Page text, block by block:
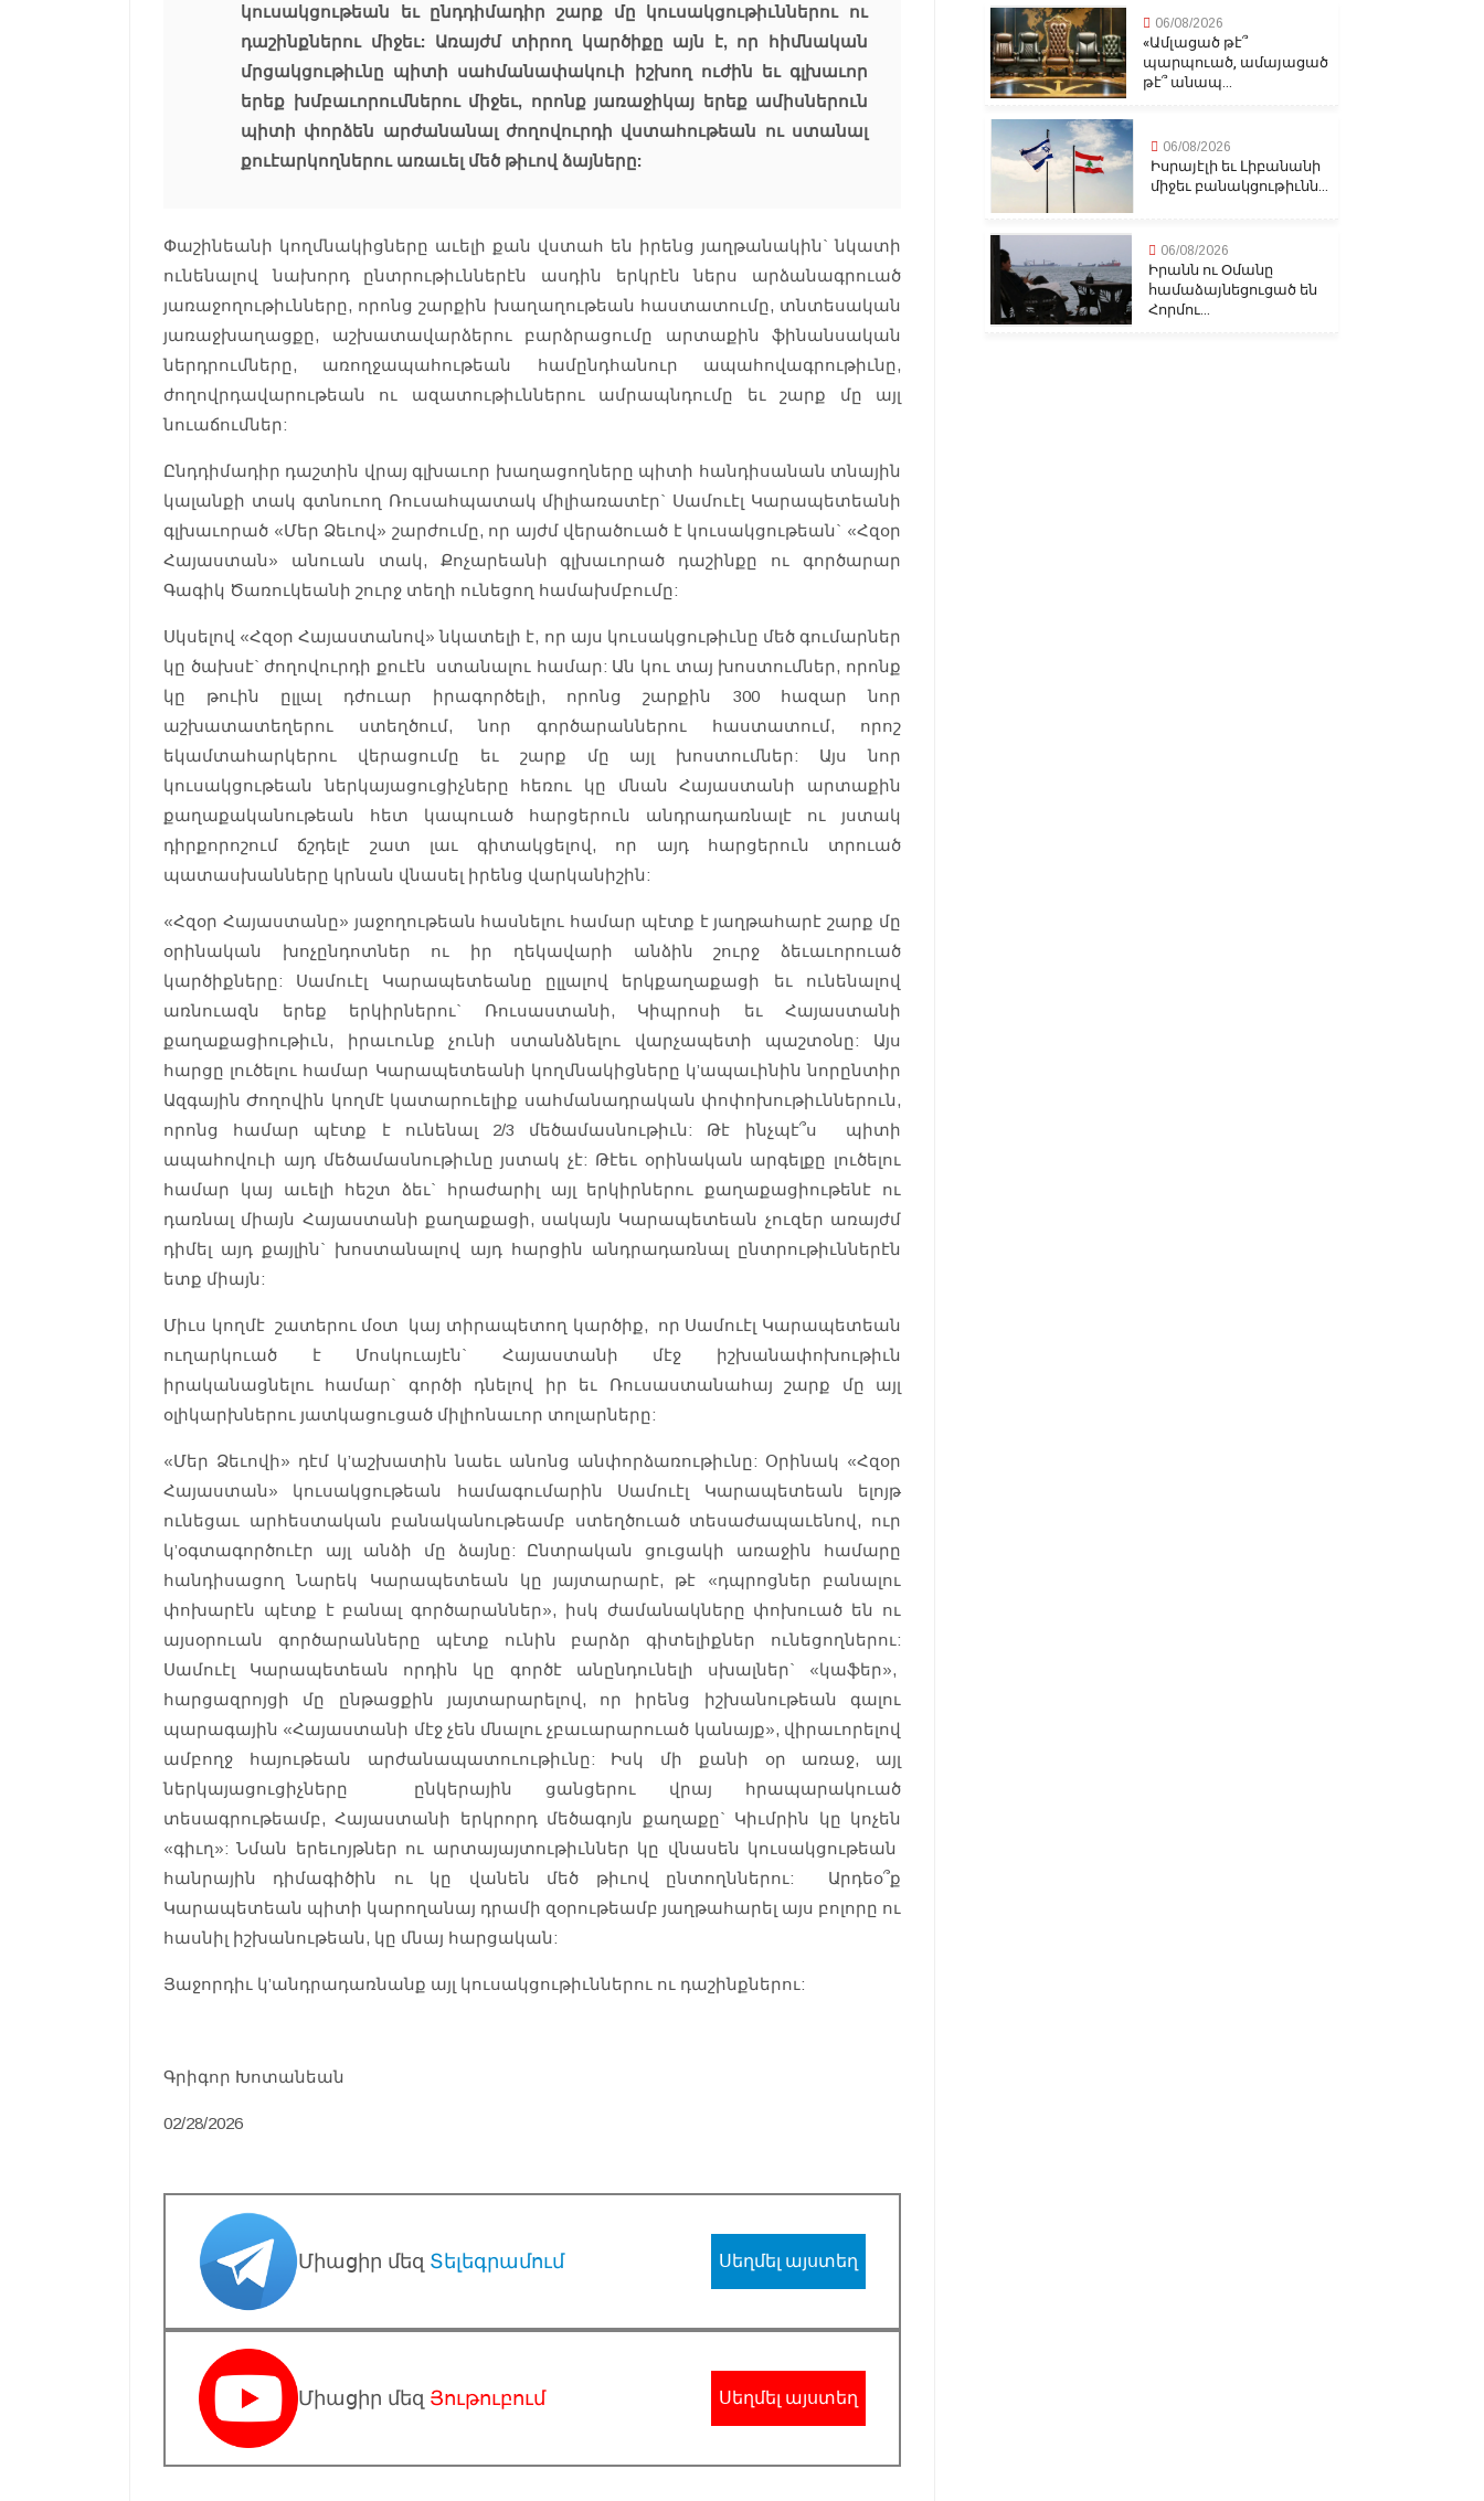
կուսակցութեան եւ ընդդիմադիր շարք մը կուսակցութիւններու ու
դաշինքներու միջեւ: Առայժմ տիրող կարծիքը այն է, որ հիմնական
մրցակցութիւնը պիտի սահմանափակուի իշխող ուժին եւ գլխաւոր
երեք խմբաւորումներու միջեւ, որոնք յառաջիկայ երեք ամիսներուն
պիտի փորձեն արժանանալ ժողովուրդի վստահութեան ու ստանալ
քուէարկողներու առաւել մեծ թիւով ձայները:
Փաշինեանի կողմնակիցները աւելի քան վստահ են իրենց յաղթանակին` նկատի
ունենալով նախորդ ընտրութիւններէն ասդին երկրէն ներս արձանագրուած
յառաջողութիւնները, որոնց շարքին խաղաղութեան հաստատումը, տնտեսական
յառաջխաղացքը, աշխատավարձերու բարձրացումը արտաքին ֆինանսական
ներդրումները, առողջապահութեան համընդհանուր ապահովագրութիւնը,
ժողովրդավարութեան ու ազատութիւններու ամրապնդումը եւ շարք մը այլ
նուաճումներ:
Ընդդիմադիր դաշտին վրայ գլխաւոր խաղացողները պիտի հանդիսանան տնային
կալանքի տակ գտնուող Ռուսահպատակ միլիառատէր` Սամուէլ Կարապետեանի
գլխաւորած «Մեր Ձեւով» շարժումը, որ այժմ վերածուած է կուսակցութեան` «Հզօր
Հայաստան» անուան տակ, Քոչարեանի գլխաւորած դաշինքը ու գործարար
Գագիկ Ծառուկեանի շուրջ տեղի ունեցող համախմբումը:
Սկսելով «Հզօր Հայաստանով» նկատելի է, որ այս կուսակցութիւնը մեծ գումարներ
կը ծախսէ` ժողովուրդի քուէն ստանալու համար: Ան կու տայ խոստումներ, որոնք
կը թուին ըլլալ դժուար իրագործելի, որոնց շարքին 300 հազար նոր
աշխատատեղերու ստեղծում, նոր գործարաններու հաստատում, որոշ
եկամտահարկերու վերացումը եւ շարք մը այլ խոստումներ: Այս նոր
կուսակցութեան ներկայացուցիչները հեռու կը մնան Հայաստանի արտաքին
քաղաքականութեան հետ կապուած հարցերուն անդրադառնալէ ու յստակ
դիրքորոշում ճշդելէ շատ լաւ գիտակցելով, որ այդ հարցերուն տրուած
պատասխանները կրնան վնասել իրենց վարկանիշին:
«Հզօր Հայաստանը» յաջողութեան հասնելու համար պէտք է յաղթահարէ շարք մը
օրինական խոչընդոտներ ու իր ղեկավարի անձին շուրջ ձեւաւորուած
կարծիքները: Սամուէլ Կարապետեանը ըլլալով երկքաղաքացի եւ ունենալով
առնուազն երեք երկիրներու` Ռուսաստանի, Կիպրոսի եւ Հայաստանի
քաղաքացիութիւն, իրաւունք չունի ստանձնելու վարչապետի պաշտօնը: Այս
հարցը լուծելու համար Կարապետեանի կողմնակիցները կ’ապաւինին նորընտիր
Ազգային Ժողովին կողմէ կատարուելիք սահմանադրական փոփոխութիւններուն,
որոնց համար պէտք է ունենալ 2/3 մեծամասնութիւն: Թէ ինչպէ՞ս պիտի
ապահովուի այդ մեծամասնութիւնը յստակ չէ: Թէեւ օրինական արգելքը լուծելու
համար կայ աւելի հեշտ ձեւ` հրաժարիլ այլ երկիրներու քաղաքացիութենէ ու
դառնալ միայն Հայաստանի քաղաքացի, սակայն Կարապետեան չուզեր առայժմ
դիմել այդ քայլին` խոստանալով այդ հարցին անդրադառնալ ընտրութիւններէն
ետք միայն:
Միւս կողմէ շատերու մօտ կայ տիրապետող կարծիք, որ Սամուէլ Կարապետեան
ուղարկուած է Մոսկուայէն` Հայաստանի մէջ իշխանափոխութիւն
իրականացնելու համար` գործի դնելով իր եւ Ռուսաստանահայ շարք մը այլ
օլիկարխներու յատկացուցած միլիոնաւոր տոլարները:
«Մեր Ձեւովի» դէմ կ’աշխատին նաեւ անոնց անփորձառութիւնը: Օրինակ «Հզօր
Հայաստան» կուսակցութեան համագումարին Սամուէլ Կարապետեան ելոյթ
ունեցաւ արհեստական բանականութեամբ ստեղծուած տեսաժապաւենով, ուր
կ’օգտագործուէր այլ անձի մը ձայնը: Ընտրական ցուցակի առաջին համարը
հանդիսացող Նարեկ Կարապետեան կը յայտարարէ, թէ «դպրոցներ բանալու
փոխարէն պէտք է բանալ գործարաններ», իսկ ժամանակները փոխուած են ու
այսօրուան գործարանները պէտք ունին բարձր գիտելիքներ ունեցողներու:
Սամուէլ Կարապետեան որդին կը գործէ անընդունելի սխալներ` «կաֆեր»,
հարցազրոյցի մը ընթացքին յայտարարելով, որ իրենց իշխանութեան գալու
պարագային «Հայաստանի մէջ չեն մնալու չբաւարարուած կանայք», վիրաւորելով
ամբողջ հայութեան արժանապատուութիւնը: Իսկ մի քանի օր առաջ, այլ
ներկայացուցիչները ընկերային ցանցերու վրայ հրապարակուած
տեսագրութեամբ, Հայաստանի երկրորդ մեծագոյն քաղաքը` Կիւմրին կը կոչեն
«գիւղ»: Նման երեւոյթներ ու արտայայտութիւններ կը վնասեն կուսակցութեան
հանրային դիմագիծին ու կը վանեն մեծ թիւով ընտողններու: Արդեօ՞ք
Կարապետեան պիտի կարողանայ դրամի զօրութեամբ յաղթահարել այս բոլորը ու
հասնիլ իշխանութեան, կը մնայ հարցական:
Յաջորդիւ կ’անդրադառնանք այլ կուսակցութիւններու ու դաշինքներու:
Գրիգոր Խոտանեան
02/28/2026
Միացիր մեզ Տելեգրամում Սեղմել այստեղ
Միացիր մեզ Յութուբում Սեղմել այստեղ
06/08/2026
«Ամլացած թէ՞
պարպուած, ամայացած
թէ՞ անապ...
06/08/2026
Իսրայէլի եւ Լիբանանի
միջեւ բանակցութիւնն...
06/08/2026
Իրանն ու Օմանը
համաձայնեցուցած են
Հորմու...